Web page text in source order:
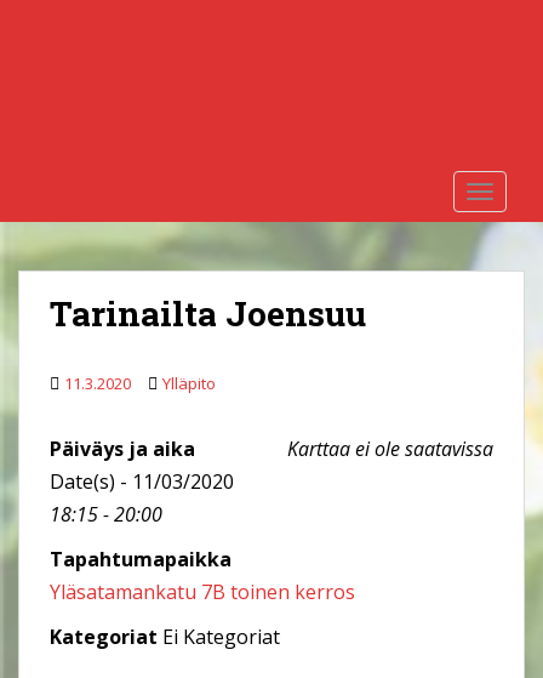
Tarinailta Joensuu
11.3.2020 Ylläpito
Karttaa ei ole saatavissa
Päiväys ja aika
Date(s) - 11/03/2020
18:15 - 20:00
Tapahtumapaikka
Yläsatamankatu 7B toinen kerros
Kategoriat Ei Kategoriat